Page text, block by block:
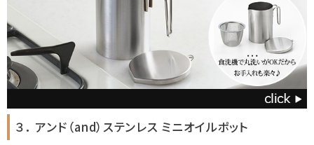
３． アンド（and）ステンレス ミニオイルポット